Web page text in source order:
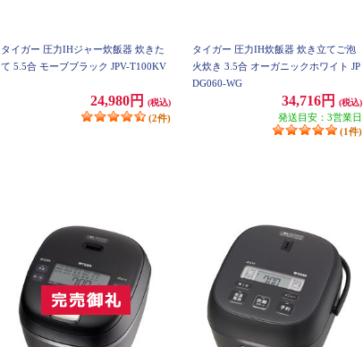
タイガー 圧力IHジャー炊飯器 炊きた
て 5.5合 モーブブラック JPV-T100KV
24,980円 (税込)
(2件)
タイガー 圧力IH炊飯器 炊き立てご泡
火炊き 3.5合 オーガニックホワイト JP
DG060-WG
34,716円 (税込)
発送目安：3営業日
(1件)